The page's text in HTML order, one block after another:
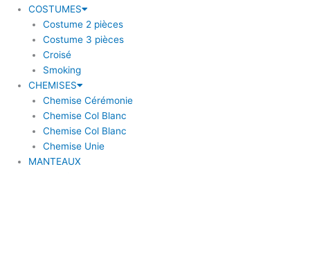
COSTUMES
Costume 2 pièces
Costume 3 pièces
Croisé
Smoking
CHEMISES
Chemise Cérémonie
Chemise Col Blanc
Chemise Col Blanc
Chemise Unie
MANTEAUX